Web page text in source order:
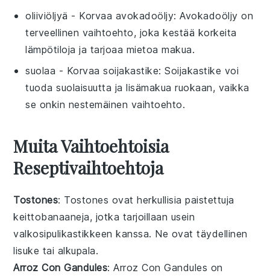
oliiviöljyä - Korvaa avokadoöljy: Avokadoöljy on
terveellinen vaihtoehto, joka kestää korkeita
lämpötiloja ja tarjoaa mietoa makua.
suolaa - Korvaasoijakastike: Soijakastike voi
tuoda suolaisuutta ja lisämakua ruokaan, vaikka
se onkin nestemäinen vaihtoehto.
Muita Vaihtoehtoisia
Reseptivaihtoehtoja
Tostones: Tostones ovat herkullisiapaistettuja
keittobanaaneja, jotka tarjoillaan usein
valkosipulikastikkeen kanssa. Ne ovat täydellinen
lisuke tai alkupala.
Arroz Con Gandules: Arroz Con Gandules on